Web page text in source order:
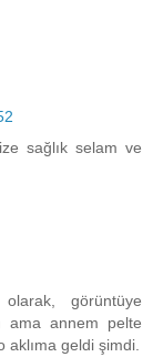
sağlık selam ve
görüntüye
ama annem pelte
aklıma geldi şimdi.